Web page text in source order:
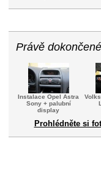
Právě
Instalace Opel Astra
Sony + palubní
display
Prohlédněte si